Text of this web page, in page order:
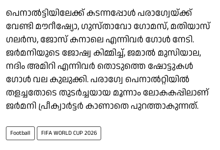
പെനാൽട്ടിയിലേക്ക് കടന്നപ്പോൾ പരാഗ്വേയ്ക്ക്
വേണ്ടി മൗറീഷ്യോ, ഗുസ്താവോ ഗോമസ്, മതിയാസ്
ഗലര്‍സ, ജോസ് കനാലെ എന്നിവർ ഗോൾ നേടി.
ജർമനിയുടെ ജോഷ്വ കിമ്മിച്ച്, ജമാൽ മുസിയാല,
നദിം അമിറി എന്നിവർ തൊടുത്തെ ഷോട്ടുകൾ
ഗോൾ വല കുലുക്കി. പരാഗ്വേ പെനാൽറ്റിയിൽ
തളച്ചതോടെ തുടര്‍ച്ചയായ മൂന്നാം ലോകകപ്പിലാണ്
ജര്‍മനി പ്രീക്വാര്‍ട്ടര്‍ കാണാതെ പുറത്താകുന്നത്.
Football FIFA WORLD CUP 2026